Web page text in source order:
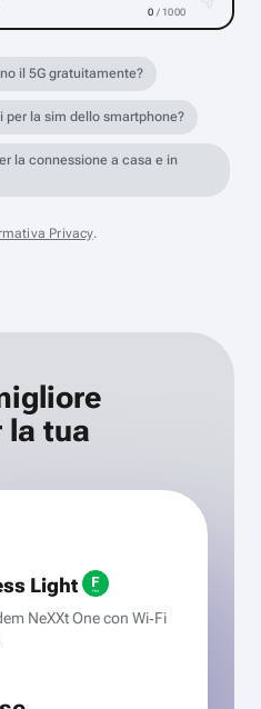
0 / 1000
il 5G gratuitamente?
per la sim dello smartphone?
la connessione a casa e in
Privacy.
la tua
Light
NeXXt One con Wi‑Fi